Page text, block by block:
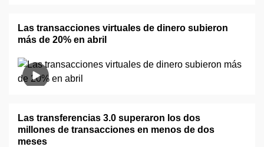
Las transacciones virtuales de dinero subieron
más de 20% en abril
Las transferencias 3.0 superaron los dos
millones de transacciones en menos de dos
meses